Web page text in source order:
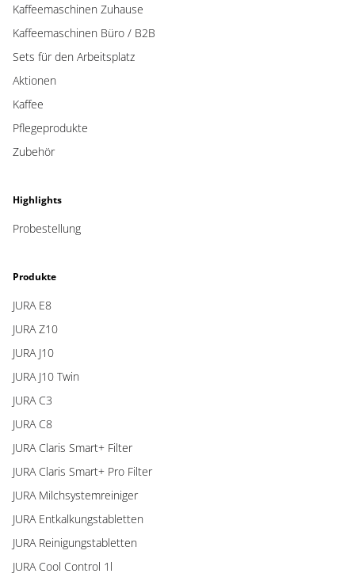
Kaffeemaschinen Zuhause
Kaffeemaschinen Büro / B2B
Sets für den Arbeitsplatz
Aktionen
Kaffee
Pflegeprodukte
Zubehör
Highlights
Probestellung
Produkte
JURA E8
JURA Z10
JURA J10
JURA J10 Twin
JURA C3
JURA C8
JURA Claris Smart+ Filter
JURA Claris Smart+ Pro Filter
JURA Milchsystemreiniger
JURA Entkalkungstabletten
JURA Reinigungstabletten
JURA Cool Control 1l